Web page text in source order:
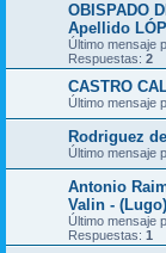
OBISPADO
Apellido
Último mensaje
Respuestas: 2
CASTRO
Último mensaje
Rodriguez
Último mensaje
Antonio
Valin - (Lugo)
Último mensaje
Respuestas: 1